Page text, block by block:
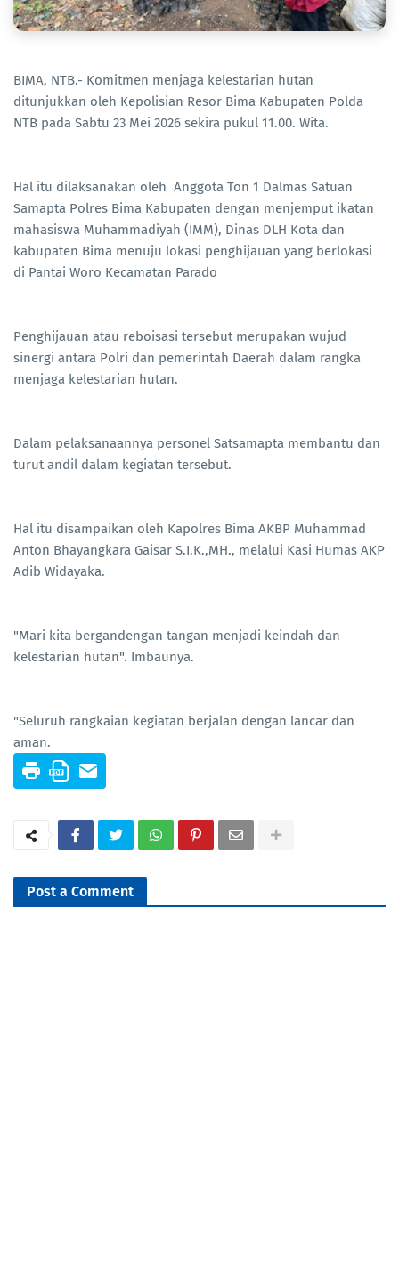
BIMA, NTB.- Komitmen menjaga kelestarian hutan
ditunjukkan oleh Kepolisian Resor Bima Kabupaten Polda
NTB pada Sabtu 23 Mei 2026 sekira pukul 11.00. Wita.
Hal itu dilaksanakan oleh Anggota Ton 1 Dalmas Satuan
Samapta Polres Bima Kabupaten dengan menjemput ikatan
mahasiswa Muhammadiyah (IMM), Dinas DLH Kota dan
kabupaten Bima menuju lokasi penghijauan yang berlokasi
di Pantai Woro Kecamatan Parado
Penghijauan atau reboisasi tersebut merupakan wujud
sinergi antara Polri dan pemerintah Daerah dalam rangka
menjaga kelestarian hutan.
Dalam pelaksanaannya personel Satsamapta membantu dan
turut andil dalam kegiatan tersebut.
Hal itu disampaikan oleh Kapolres Bima AKBP Muhammad
Anton Bhayangkara Gaisar S.I.K.,MH., melalui Kasi Humas AKP
Adib Widayaka.
"Mari kita bergandengan tangan menjadi keindah dan
kelestarian hutan". Imbaunya.
"Seluruh rangkaian kegiatan berjalan dengan lancar dan
aman.
Post a Comment